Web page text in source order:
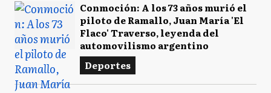
Conmoción: A los 73 años murió el
piloto de Ramallo, Juan María 'El
Flaco' Traverso, leyenda del
automovilismo argentino
Deportes